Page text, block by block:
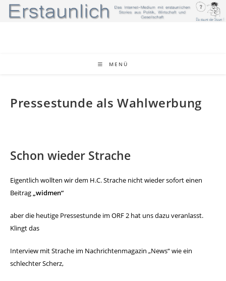
Zum
Inhalt
MENÜ
Pressestunde als Wahlwerbung
Schon wieder Strache
Eigentlich wollten wir dem H.C. Strache nicht wieder soforteinen
Beitrag„widmen“
aber die heutige Pressestunde im ORF 2 hat uns dazu veranlasst.
Klingt das
Interview mit Strache im Nachrichtenmagazin „News“wie ein
schlechter Scherz,